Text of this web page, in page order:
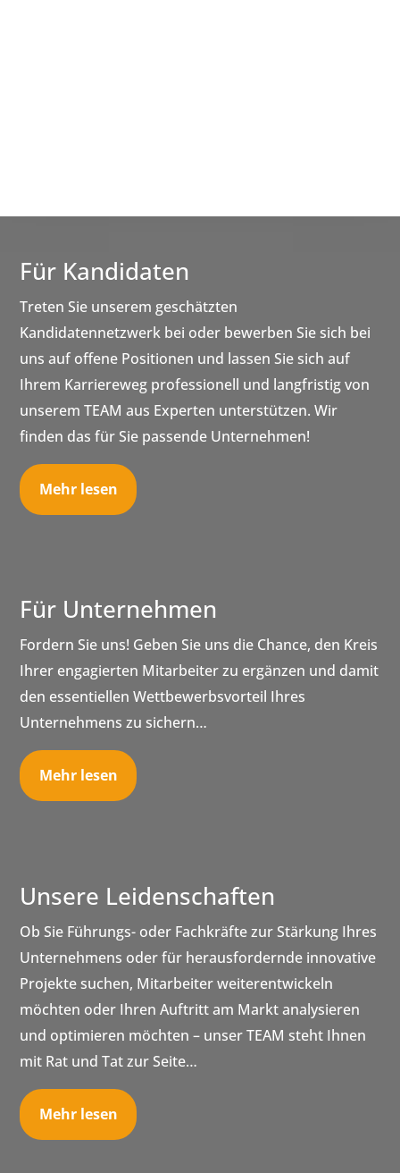
Für Kandidaten
Treten Sie unserem geschätzten
Kandidatennetzwerk bei oder bewerben Sie sich bei
uns auf offene Positionen und lassen Sie sich auf
Ihrem Karriereweg professionell und langfristig von
unserem TEAM aus Experten unterstützen. Wir
finden das für Sie passende Unternehmen!
Mehr lesen
Für Unternehmen
Fordern Sie uns! Geben Sie uns die Chance, den Kreis
Ihrer engagierten Mitarbeiter zu ergänzen und damit
den essentiellen Wettbewerbsvorteil Ihres
Unternehmens zu sichern…
Mehr lesen
Unsere Leidenschaften
Ob Sie Führungs- oder Fachkräfte zur Stärkung Ihres
Unternehmens oder für herausfordernde innovative
Projekte suchen, Mitarbeiter weiterentwickeln
möchten oder Ihren Auftritt am Markt analysieren
und optimieren möchten – unser TEAM steht Ihnen
mit Rat und Tat zur Seite…
Mehr lesen